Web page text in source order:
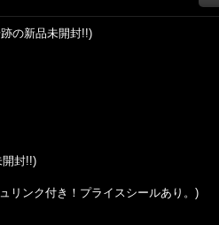
の新品未開封!!)
開封!!)
リンク付き！プライスシールあり。)